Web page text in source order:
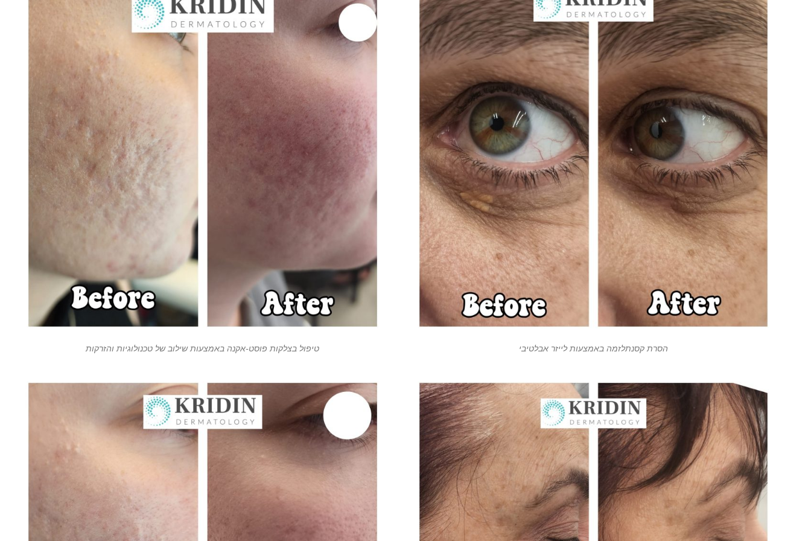
הסרת קסנתלזמה באמצעות לייזר אבלטיבי טיפול בצלקות פוסט-אקנה באמצעות שילוב של טכנולוגיות והזרקות